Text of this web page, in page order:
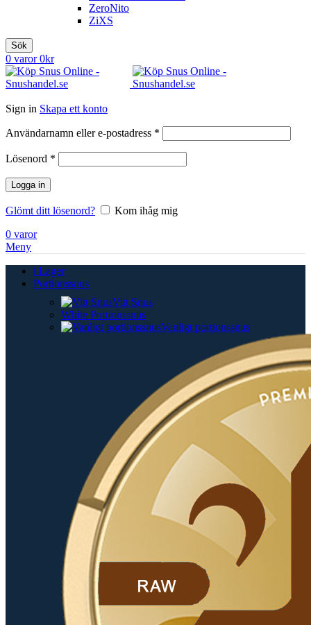
ZeroNito
ZiXS
Sök
0 varor 0kr
Sign in Skapa ett konto
Användarnamn eller e-postadress *
Lösenord *
Logga in
Glömt ditt lösenord?
Kom ihåg mig
0 varor
Meny
i Lager
Portionssnus
Vitt Snus
White Portionssnus
Vanligt portionssnus